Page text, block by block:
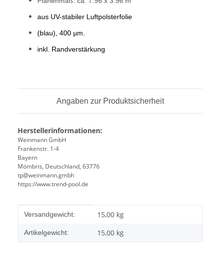
aus UV-stabiler Luftpolsterfolie
(blau), 400 µm.
inkl. Randverstärkung
Angaben zur Produktsicherheit
Herstellerinformationen:
Weinmann GmbH
Frankenstr. 1-4
Bayern
Mömbris, Deutschland, 63776
tp@weinmann.gmbh
https://www.trend-pool.de
Produkteigenschaft
Wert
Versandgewicht: 15,00 kg
Artikelgewicht: 15,00 kg